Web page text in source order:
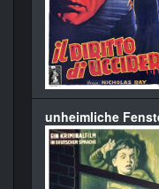
unheimliche